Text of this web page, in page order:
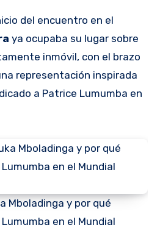
del encuentro en el
ya ocupaba su lugar sobre
inmóvil, con el brazo
representación inspirada
a Patrice Lumumba en
Mboladinga y por qué
en el Mundial